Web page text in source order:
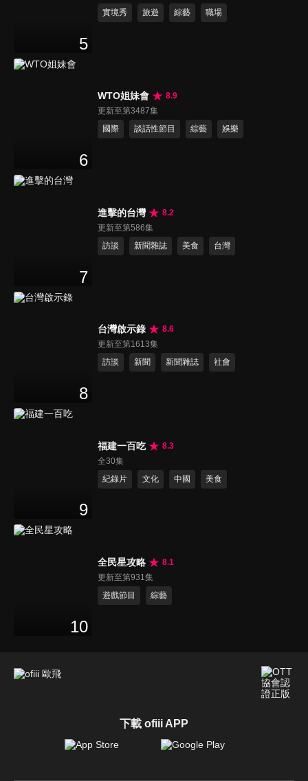
5
實境秀
旅遊 綜藝 職場
6
WTO姐妹會
8.9
更新至第3487集
國際
談話性節目 綜藝 娛樂
7
進擊的台灣
8.2
更新至第586集
訪談
新聞雜誌 美食 台灣
8
台灣啟示錄
8.6
更新至第1613集
訪談
新聞 新聞雜誌 社會
9
福建一百吃
8.3
全30集
紀錄片
文化 中國 美食
10
全民星攻略
8.1
更新至第931集
遊戲節目
綜藝
下載 ofiii APP